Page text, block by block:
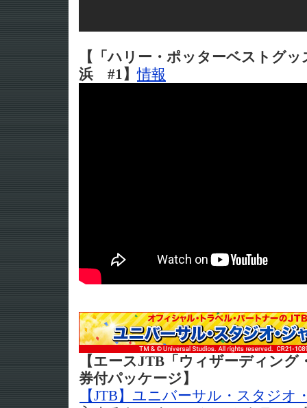
【「ハリー・ポッターベストグ
浜 #1】情報
【エースJTB「ウィザーディング
券付パッケージ】
【JTB】ユニバーサル・スタジオ